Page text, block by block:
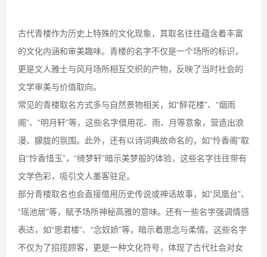
古代青楼作为历史上特殊的文化现象，其取名往往蕴含着丰富
的文化内涵和审美趣味。青楼的名字不仅是一个场所的标识，
更是文人雅士与风月场所相互交织的产物，反映了当时社会的
文学审美与价值取向。
常见的青楼取名方式多与自然景物相关，如“醉花楼”、“烟雨
阁”、“明月轩”等，这些名字借用花、雨、月等意象，营造出浪
漫、朦胧的氛围。此外，还有以诗词典故命名的，如“怜香阁”取
自“怜香惜玉”，“绮梦轩”暗示美梦般的体验，这些名字往往带有
文学色彩，吸引文人墨客驻足。
部分青楼取名也会直接借用历史传说或神话故事，如“凤凰台”、
“瑶池居”等，赋予场所神秘高雅的意味。还有一些名字强调情感
表达，如“思君楼”、“念奴娇”等，暗示着思念与柔情。这些名字
不仅为了招揽顾客，更是一种文化符号，体现了古代社会对女